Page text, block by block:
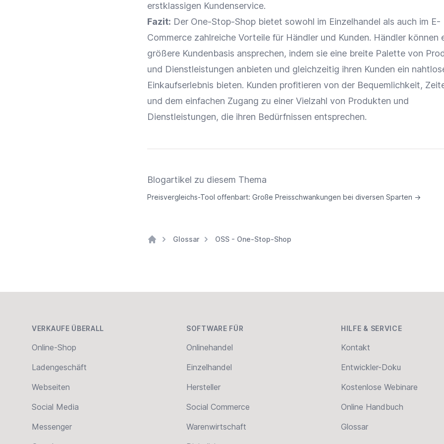
erstklassigen Kundenservice.
Fazit: Der One-Stop-Shop bietet sowohl im Einzelhandel als auch im E-
Commerce zahlreiche Vorteile für Händler und Kunden. Händler können
größere Kundenbasis ansprechen, indem sie eine breite Palette von
und Dienstleistungen anbieten und gleichzeitig ihren Kunden ein
Einkaufserlebnis bieten. Kunden profitieren von der Bequemlichkeit,
und dem einfachen Zugang zu einer Vielzahl von Produkten und
Dienstleistungen, die ihren Bedürfnissen entsprechen.
Blogartikel zu diesem Thema
Preisvergleichs-Tool offenbart: Große Preisschwankungen bei diversen Sparten →
Glossar OSS - One-Stop-Shop
VERKAUFE ÜBERALL
Online-Shop
Ladengeschäft
Webseiten
Social Media
Messenger
SOFTWARE FÜR
Onlinehandel
Einzelhandel
Hersteller
Social Commerce
Warenwirtschaft
HILFE & SERVICE
Kontakt
Entwickler-Doku
Kostenlose Webinare
Online Handbuch
Glossar